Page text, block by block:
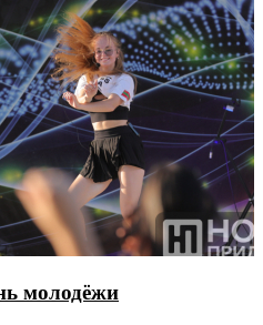
молодёжи